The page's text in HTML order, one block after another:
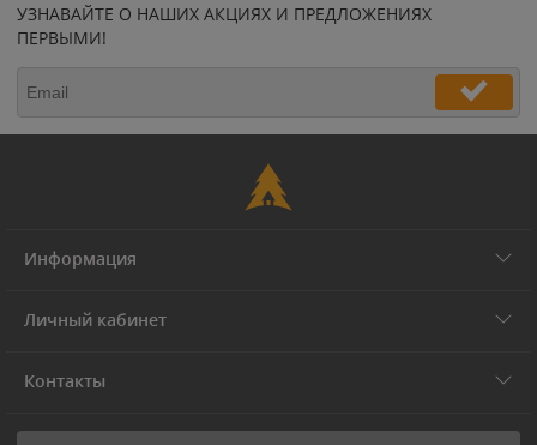
УЗНАВАЙТЕ О НАШИХ АКЦИЯХ И ПРЕДЛОЖЕНИЯХ
ПЕРВЫМИ!
Информация
Личный кабинет
Контакты